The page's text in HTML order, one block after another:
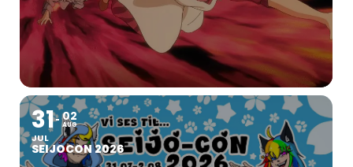
31
JUL
02
AUG
SEIJOCON 2026